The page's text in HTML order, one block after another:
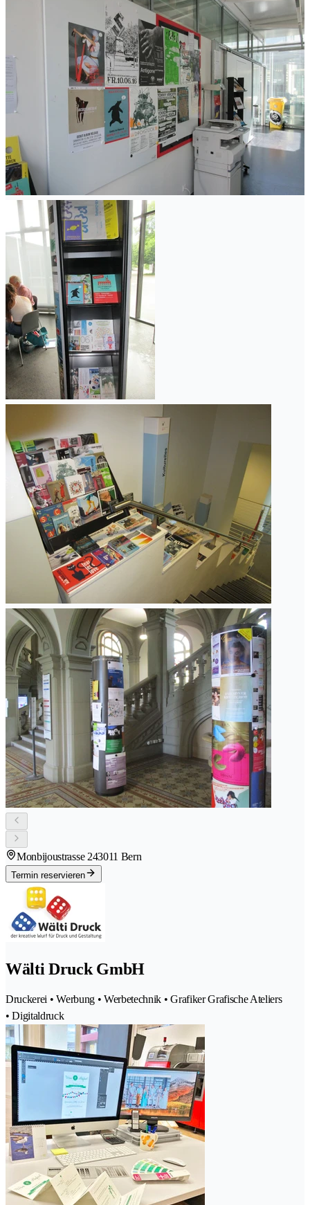
Monbijoustrasse 243011 Bern
Termin reservieren
Wälti Druck GmbH
Druckerei • Werbung • Werbetechnik • Grafiker Grafische Ateliers
• Digitaldruck